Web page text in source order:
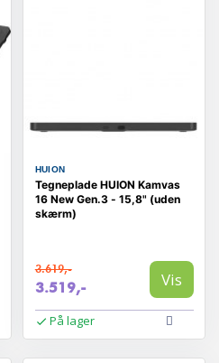
HUION
Tegneplade HUION Kamvas
16 New Gen.3 - 15,8" (uden
skærm)
3.619,-
3.519,- Vis
På lager